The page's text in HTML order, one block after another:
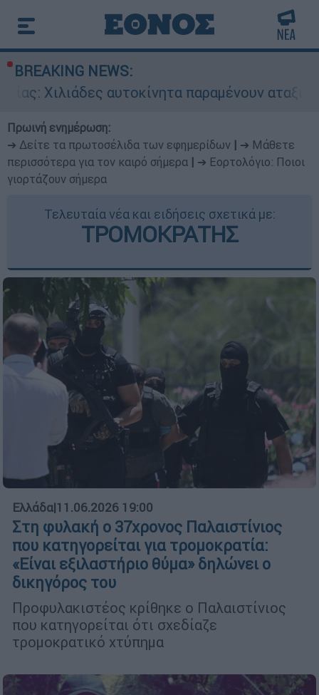
BREAKING NEWS:
αυτοκίνητα παραμένουν αταξινόμητα - Λύση
Πρωινή ενημέρωση:
➔ Δείτε τα πρωτοσέλιδα των εφημερίδων
➔ Μάθετε
περισσότερα για τον καιρό σήμερα
➔ Εορτολόγιο: Ποιοι
γιορτάζουν σήμερα
Τελευταία νέα και ειδήσεις σχετικά με:
ΤΡΟΜΟΚΡΑΤΗΣ
Ελλάδα|11.06.2026 19:00
Στη φυλακή ο 37χρονος Παλαιστίνιος
που κατηγορείται για τρομοκρατία:
«Είναι εξιλαστήριο θύμα» δηλώνει ο
δικηγόρος του
Προφυλακιστέος κρίθηκε ο Παλαιστίνιος
που κατηγορείται ότι σχεδίαζε
τρομοκρατικό χτύπημα